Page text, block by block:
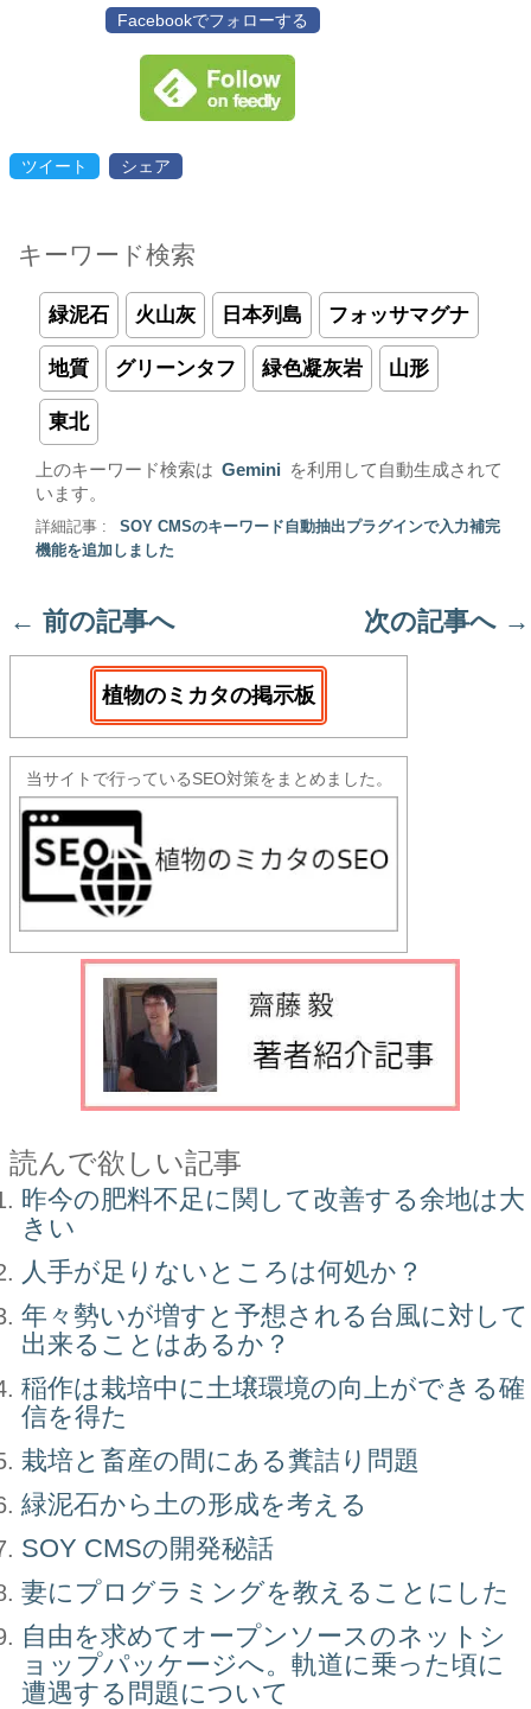
Facebookでフォローする
ツイート シェア
キーワード検索
緑泥石 火山灰 日本列島 フォッサマグナ
地質 グリーンタフ 緑色凝灰岩 山形
東北
上のキーワード検索は Gemini
を利用して自動生成されて
います。
詳細記事 :
SOY CMSのキーワード自動抽出プラグインで入力補完
機能を追加しました
← 前の記事へ 次の記事へ →
植物のミカタの掲示板
当サイトで行っているSEO対策をまとめました。
読んで欲しい記事
昨今の肥料不足に関して改善する余地は大
きい
人手が足りないところは何処か？
年々勢いが増すと予想される台風に対して
出来ることはあるか？
稲作は栽培中に土壌環境の向上ができる確
信を得た
栽培と畜産の間にある糞詰り問題
緑泥石から土の形成を考える
SOY CMSの開発秘話
妻にプログラミングを教えることにした
自由を求めてオープンソースのネットシ
ョップパッケージへ。軌道に乗った頃に
遭遇する問題について